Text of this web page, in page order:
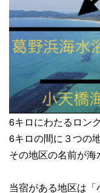
6キロにわたるロン
6キロの間に３つの
その地区の名前が
当宿がある地区は「